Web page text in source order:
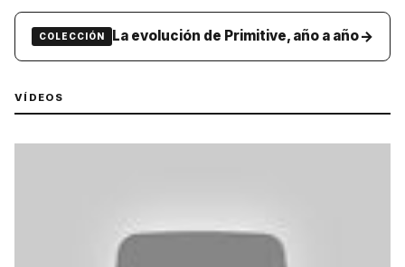
COLECCIÓN La evolución de Primitive, año a año→
VÍDEOS